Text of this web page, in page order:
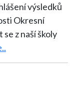
výsledků
Okresní
z naší školy